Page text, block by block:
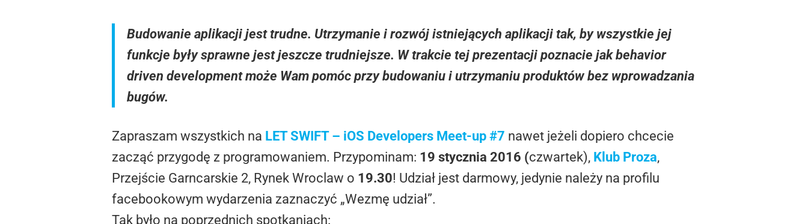
Budowanie aplikacji jest trudne. Utrzymanie i rozwój istniejących aplikacji tak, by wszystkie jej
funkcje były sprawne jest jeszcze trudniejsze. W trakcie tej prezentacji poznacie jak behavior
driven development może Wam pomóc przy budowaniu i utrzymaniu produktów bez wprowadzania
bugów.
Zapraszam wszystkich na LET SWIFT – iOS Developers Meet-up #7 nawet jeżeli dopiero chcecie
zacząć przygodę z programowaniem. Przypominam: 19 stycznia 2016 (czwartek), Klub Proza,
Przejście Garncarskie 2, Rynek Wroclaw o 19.30! Udział jest darmowy, jedynie należy na profilu
facebookowym wydarzenia zaznaczyć „Wezmę udział”.
Tak było na poprzednich spotkaniach: